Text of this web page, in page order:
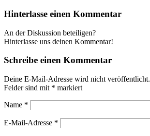
Hinterlasse einen Kommentar
An der Diskussion beteiligen?
Hinterlasse uns deinen Kommentar!
Schreibe einen Kommentar
Deine E-Mail-Adresse wird nicht veröffentlicht.
Felder sind mit * markiert
Name *
E-Mail-Adresse *